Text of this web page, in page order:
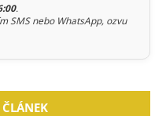
.
SMS nebo WhatsApp, ozvu